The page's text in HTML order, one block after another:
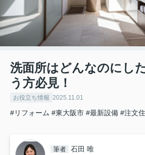
洗面所はどんなのにし
う方必見！
お役立ち情報 2025.11.01
#リフォーム #東大阪市 #最新設備 #注文
筆者 石田 唯